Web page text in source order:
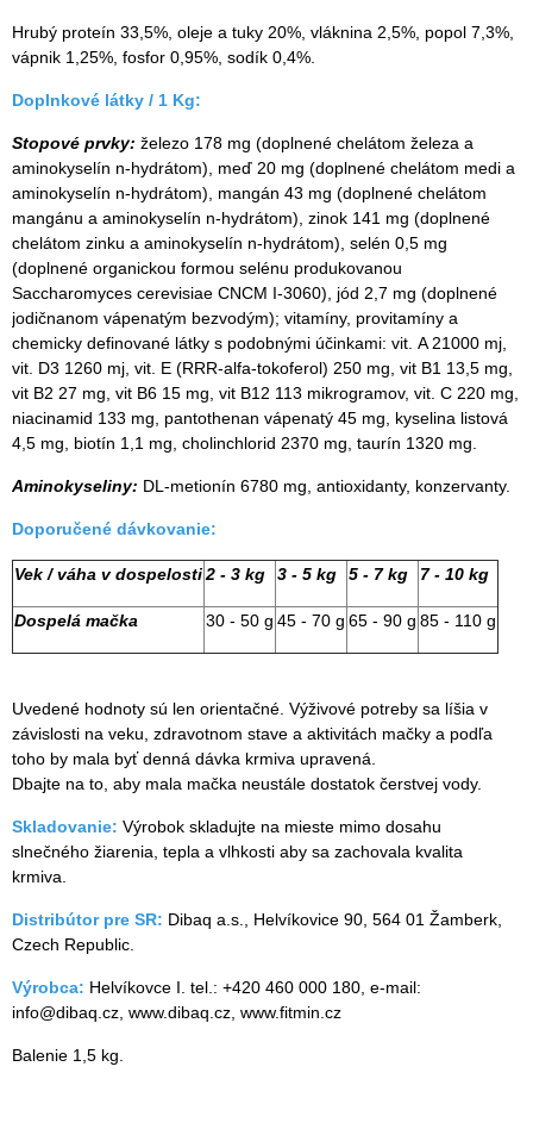
Hrubý proteín 33,5%, oleje a tuky 20%, vláknina 2,5%, popol 7,3%,
vápnik 1,25%, fosfor 0,95%, sodík 0,4%.
Doplnkové látky / 1 Kg:
Stopové prvky: železo 178 mg (doplnené chelátom železa a
aminokyselín n-hydrátom), meď 20 mg (doplnené chelátom medi a
aminokyselín n-hydrátom), mangán 43 mg (doplnené chelátom
mangánu a aminokyselín n-hydrátom), zinok 141 mg (doplnené
chelátom zinku a aminokyselín n-hydrátom), selén 0,5 mg
(doplnené organickou formou selénu produkovanou
Saccharomyces cerevisiae CNCM I-3060), jód 2,7 mg (doplnené
jodičnanom vápenatým bezvodým); vitamíny, provitamíny a
chemicky definované látky s podobnými účinkami: vit. A 21000 mj,
vit. D3 1260 mj, vit. E (RRR-alfa-tokoferol) 250 mg, vit B1 13,5 mg,
vit B2 27 mg, vit B6 15 mg, vit B12 113 mikrogramov, vit. C 220 mg,
niacinamid 133 mg, pantothenan vápenatý 45 mg, kyselina listová
4,5 mg, biotín 1,1 mg, cholinchlorid 2370 mg, taurín 1320 mg.
Aminokyseliny: DL-metionín 6780 mg, antioxidanty, konzervanty.
Doporučené dávkovanie:
Vek / váha v dospelosti2 - 3 kg 3 - 5 kg 5 - 7 kg 7 - 10 kg
Dospelá mačka 30 - 50 g 45 - 70 g 65 - 90 g 85 - 110 g
Uvedené hodnoty sú len orientačné. Výživové potreby sa líšia v
závislosti na veku, zdravotnom stave a aktivitách mačky a podľa
toho by mala byť denná dávka krmiva upravená.
Dbajte na to, aby mala mačka neustále dostatok čerstvej vody.
Skladovanie: Výrobok skladujte na mieste mimo dosahu
slnečného žiarenia, tepla a vlhkosti aby sa zachovala kvalita
krmiva.
Distribútor pre SR: Dibaq a.s., Helvíkovice 90, 564 01 Žamberk,
Czech Republic.
Výrobca: Helvíkovce I. tel.: +420 460 000 180, e-mail:
info@dibaq.cz, www.dibaq.cz, www.fitmin.cz
Balenie 1,5 kg.